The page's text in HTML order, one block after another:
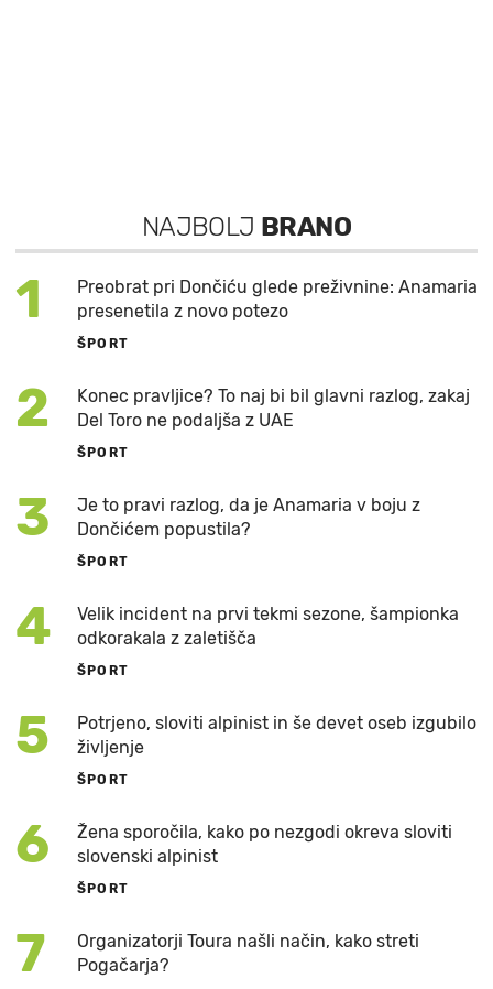
NAJBOLJ BRANO
1
Preobrat pri Dončiću glede preživnine: Anamaria
presenetila z novo potezo
ŠPORT
2
Konec pravljice? To naj bi bil glavni razlog, zakaj
Del Toro ne podaljša z UAE
ŠPORT
3
Je to pravi razlog, da je Anamaria v boju z
Dončićem popustila?
ŠPORT
4
Velik incident na prvi tekmi sezone, šampionka
odkorakala z zaletišča
ŠPORT
5
Potrjeno, sloviti alpinist in še devet oseb izgubilo
življenje
ŠPORT
6
Žena sporočila, kako po nezgodi okreva sloviti
slovenski alpinist
ŠPORT
7
Organizatorji Toura našli način, kako streti
Pogačarja?